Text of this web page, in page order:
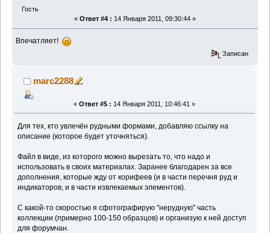
Гость
« Ответ #4 : 14 Января 2011, 09:30:44 »
Впечатляет!
Записан
marc2288
« Ответ #5 : 14 Января 2011, 10:46:41 »
Для тех, кто увлечён рудными формами, добавляю ссылку на
описание (которое будет уточняться).
Файл в виде, из которого можно вырезать то, что надо и
использовать в своих материалах. Заранее благодарен за все
дополнения, которые жду от корифеев (и в части перечня руд и
индикаторов, и в части извлекаемых элементов).
С какой-то скоростью я сфотографирую "нерудную" часть
коллекции (примерно 100-150 образцов) и организую к ней доступ
для форумчан.